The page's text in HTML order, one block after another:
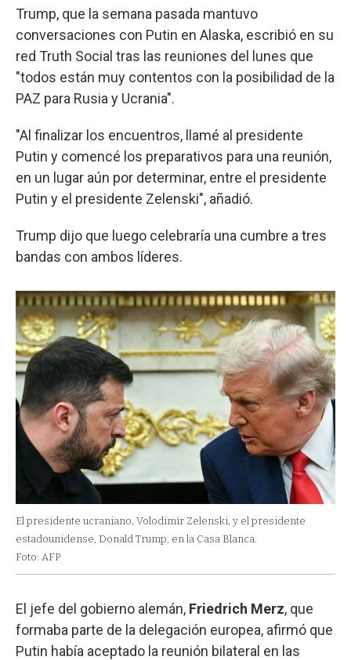
Trump, que la semana pasada mantuvo
conversaciones con Putin en Alaska, escribió en su
red Truth Social tras las reuniones del lunes que
"todos están muy contentos con la posibilidad de la
PAZ para Rusia y Ucrania".
"Al finalizar los encuentros, llamé al presidente
Putin y comencé los preparativos para una reunión,
en un lugar aún por determinar, entre el presidente
Putin y el presidente Zelenski", añadió.
Trump dijo que luego celebraría una cumbre a tres
bandas con ambos líderes.
El presidente ucraniano, Volodimir Zelenski, y el presidente
estadounidense, Donald Trump, en la Casa Blanca.
Foto: AFP
El jefe del gobierno alemán, Friedrich Merz, que
formaba parte de la delegación europea, afirmó que
Putin había aceptado la reunión bilateral en las